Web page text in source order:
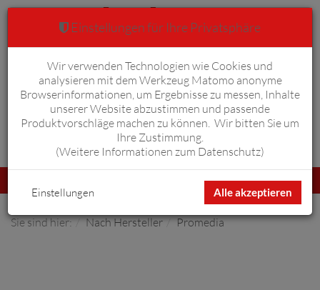
Anmelden Warenkorb 0
umschalten
Sie sind hier: Nach Hersteller Promedia
Einstellungen für Ihre Privatsphäre
Wir verwenden Technologien wie Cookies und
analysieren mit dem Werkzeug Matomo anonyme
Browserinformationen, um Ergebnisse zu messen, Inhalte
unserer Website abzustimmen und passende
Produktvorschläge machen zu können. Wir bitten Sie um
Ihre Zustimmung.
(Weitere Informationen zum Datenschutz)
Alle akzeptieren
Einstellungen